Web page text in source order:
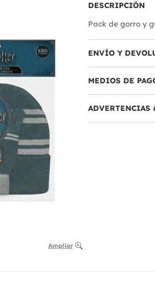
Ampliar
DESCRIPCIÓN
Pack de gorro y
ENVÍO Y
MEDIOS DE
ADVERTENCIAS